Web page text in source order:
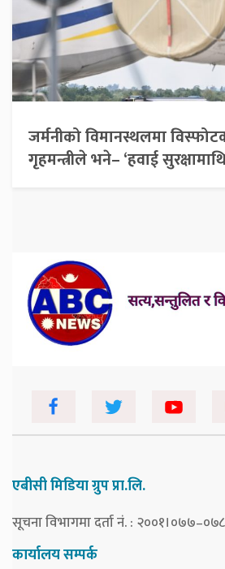
जर्मनीको विमानस्थलमा
गृहमन्त्रीले भने– ‘हवाई
एबीसी मिडिया ग्रुप प्रा.लि.
सूचना विभागमा दर्ता नं. : २००१।०७७–०७८
कार्यालय सम्पर्क